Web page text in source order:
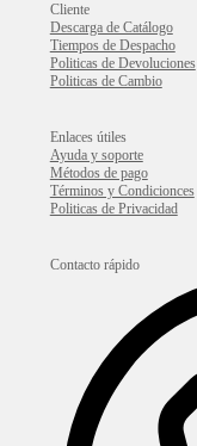
Cliente
Descarga de Catálogo
Tiempos de Despacho
Politicas de Devoluciones
Politicas de Cambio
Enlaces útiles
Ayuda y soporte
Métodos de pago
Términos y Condicionces
Politicas de Privacidad
Contacto rápido